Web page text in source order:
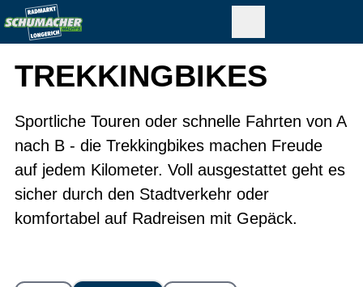
TREKKINGBIKES
Sportliche Touren oder schnelle Fahrten von A
nach B - die Trekkingbikes machen Freude
auf jedem Kilometer. Voll ausgestattet geht es
sicher durch den Stadtverkehr oder
komfortabel auf Radreisen mit Gepäck.